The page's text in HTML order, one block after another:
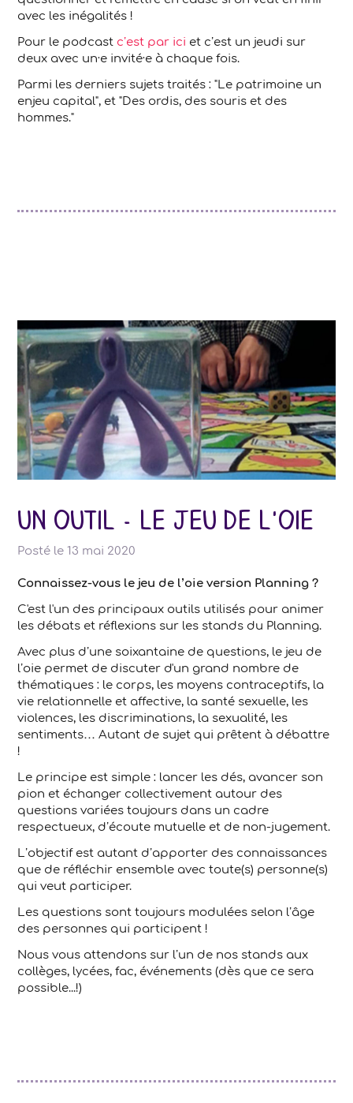
avec les inégalités !
Pour le podcast c’est par ici et c’est un jeudi sur
deux avec un·e invité·e à chaque fois.
Parmi les derniers sujets traités : "Le patrimoine un
enjeu capital", et "Des ordis, des souris et des
hommes."
un outil - le jeu de l'oie
Posté le13 mai 2020
Connaissez-vous le jeu de l’oie version Planning ?
C'est l'un des principaux outils utilisés pour animer
les débats et réflexions sur les stands du Planning.
Avec plus d’une soixantaine de questions, le jeu de
l’oie permet de discuter d'un grand nombre de
thématiques : le corps, les moyens contraceptifs, la
vie relationnelle et affective, la santé sexuelle, les
violences, les discriminations, la sexualité, les
sentiments… Autant de sujet qui prêtent à débattre
!
Le principe est simple : lancer les dés, avancer son
pion et échanger collectivement autour des
questions variées toujours dans un cadre
respectueux, d’écoute mutuelle et de non-jugement.
L’objectif est autant d’apporter des connaissances
que de réfléchir ensemble avec toute(s) personne(s)
qui veut participer.
Les questions sont toujours modulées selon l’âge
des personnes qui participent !
Nous vous attendons sur l’un de nos stands aux
collèges, lycées, fac, événements (dès que ce sera
possible...!)